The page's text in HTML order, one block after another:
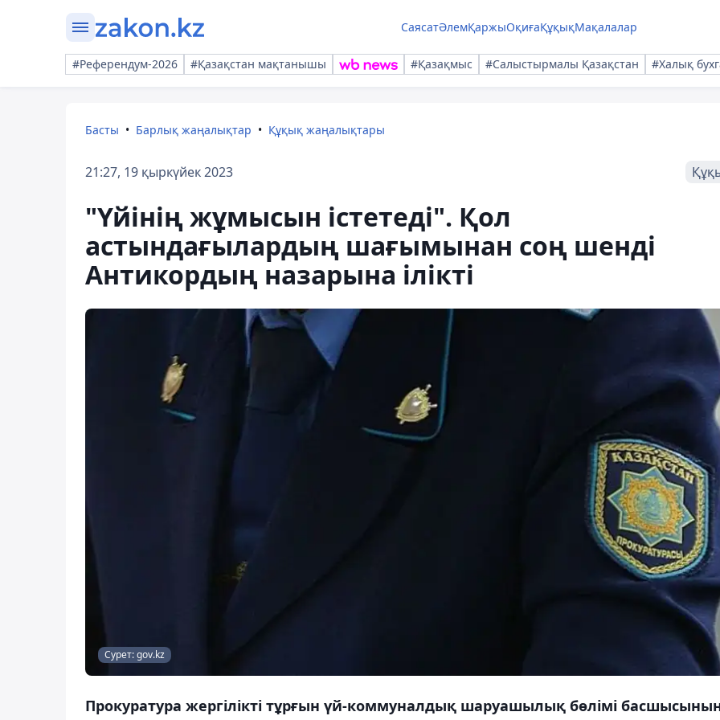
СаясатӘлемҚаржыОқиғаҚұқықМақалалар
#Референдум-2026 #Қазақстан мақтанышы #Қазақмыс #Салыстырмалы Қазақстан #Халық
Басты Барлық жаңалықтар Құқық жаңалықтары
21:27, 19 қыркүйек 2023
"Үйінің жұмысын істетеді". Қол
астындағылардың шағымынан соң шенді
Антикордың назарына ілікті
Сурет: gov.kz
Прокуратура жергілікті тұрғын үй-коммуналдық шаруашылық бөлімі